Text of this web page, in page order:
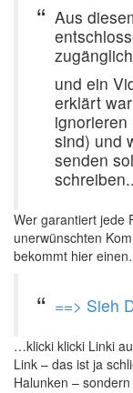
Aus
und ein
erklärt
sind) und
senden
schreiben..
Wer garantiert jede
unerwünschten
bekommt hier
==> Sieh
…klicki klicki Linki
Link – das ist ja
Halunken –